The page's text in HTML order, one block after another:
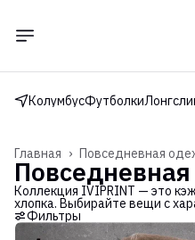
КолумбусФутболки
Повседневная
Главная ›
Коллекция IVIPRINT — это
хлопка. Выбирайте вещи с
Фильтры